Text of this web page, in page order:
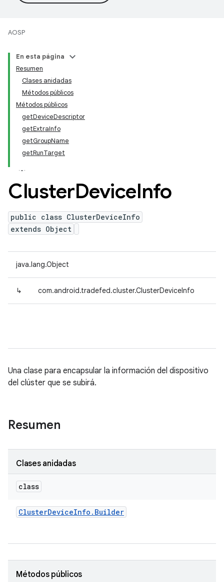
AOSP
En esta página
Resumen
Clases anidadas
Métodos públicos
Métodos públicos
getDeviceDescriptor
getExtraInfo
getGroupName
getRunTarget
ClusterDeviceInfo
public class ClusterDeviceInfo
extends Object
java.lang.Object
↳ com.android.tradefed.cluster.ClusterDeviceInfo
Una clase para encapsular la información del dispositivo
del clúster que se subirá.
Resumen
Clases anidadas
class
ClusterDeviceInfo . Builder
Métodos públicos